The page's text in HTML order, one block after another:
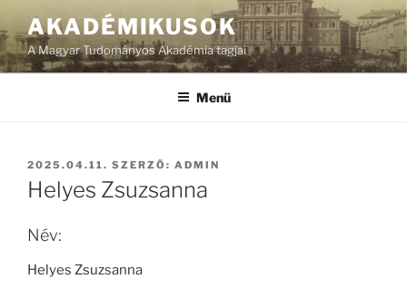
AKADÉMIKUSOK
A Magyar Tudományos Akadémia tagjai
Menü
BEKÜLDVE:
2025.04.11. SZERZŐ: ADMIN
Helyes Zsuzsanna
Név:
Helyes Zsuzsanna